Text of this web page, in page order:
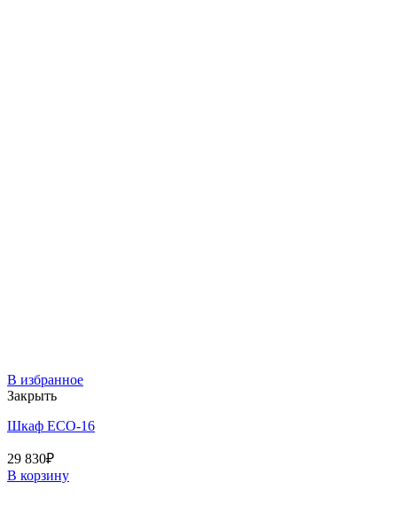
В избранное
Закрыть
Шкаф ECO-16
29 830₽
В корзину